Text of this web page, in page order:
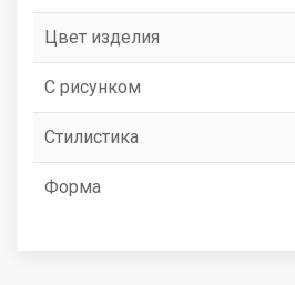
Цвет изделия
С рисунком
Стилистика
Форма